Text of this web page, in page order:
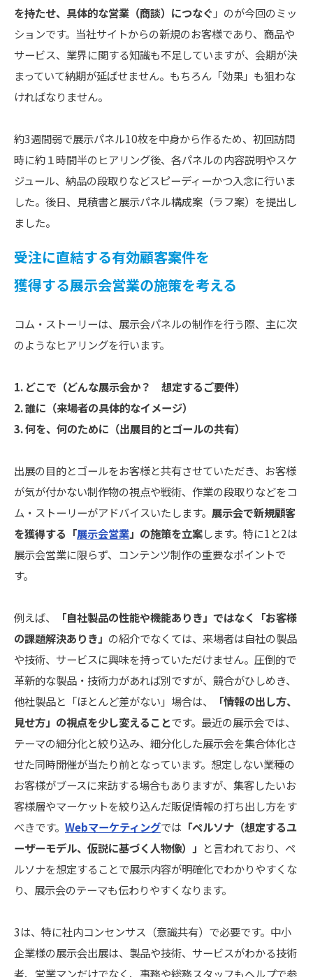
を持たせ、具体的な営業（商談）につなぐ 」のが今回のミッ
ションです。当社サイトからの新規のお客様であり、商品や
サービス、業界に関する知識も不足していますが、会期が決
まっていて納期が延ばせません。もちろん「効果」も狙わな
ければなりません。
約3週間弱で展示パネル10枚を中身から作るため、初回訪問
時に約１時間半のヒアリング後、各パネルの内容説明やスケ
ジュール、納品の段取りなどスピーディーかつ入念に行いま
した。後日、見積書と展示パネル構成案（ラフ案）を提出し
ました。
受注に直結する有効顧客案件を
獲得する展示会営業の施策を考える
コム・ストーリーは、展示会パネルの制作を行う際、主に次
のようなヒアリングを行います。
1. どこで（どんな展示会か？ 想定するご要件）
2. 誰に（来場者の具体的なイメージ）
3. 何を、何のために（出展目的とゴールの共有）
出展の目的とゴールをお客様と共有させていただき、お客様
が気が付かない制作物の視点や戦術、作業の段取りなどをコ
ム・ストーリーがアドバイスいたします。 展示会で新規顧客
を獲得する「展示会営業」の施策を立案します。特に1と2は
展示会営業に限らず、コンテンツ制作の重要なポイントで
す。
例えば、
「自社製品の性能や機能ありき」ではなく「お客様
の課題解決ありき」 の紹介でなくては、来場者は自社の製品
や技術、サービスに興味を持っていただけません。圧倒的で
革新的な製品・技術力があれば別ですが、競合がひしめき、
他社製品と「ほとんど差がない」場合は、
「情報の出し方、
見せ方」の視点を少し変えることです。最近の展示会では、
テーマの細分化と絞り込み、細分化した展示会を集合体化さ
せた同時開催が当たり前となっています。想定しない業種の
お客様がブースに来訪する場合もありますが、集客したいお
客様層やマーケットを絞り込んだ販促情報の打ち出し方をす
べきです。 Webマーケティングでは 「ペルソナ（想定するユ
ーザーモデル、仮説に基づく人物像）」 と言われており、ペ
ルソナを想定することで展示内容が明確化でわかりやすくな
り、展示会のテーマも伝わりやすくなります。
3は、特に社内コンセンサス（意識共有）で必要です。中小
企業様の展示会出展は、製品や技術、サービスがわかる技術
者、営業マンだけでなく、事務や総務スタッフもヘルプで参